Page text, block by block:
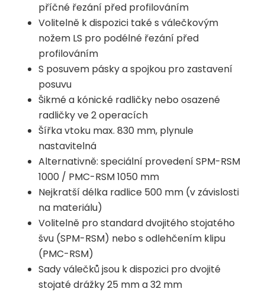
příčné řezání před profilováním
Volitelně k dispozici také s válečkovým
nožem LS pro podélné řezání před
profilováním
S posuvem pásky a spojkou pro zastavení
posuvu
Šikmé a kónické radličky nebo osazené
radličky ve 2 operacích
Šířka vtoku max. 830 mm, plynule
nastavitelná
Alternativně: speciální provedení SPM-RSM
1000 / PMC-RSM 1050 mm
Nejkratší délka radlice 500 mm (v závislosti
na materiálu)
Volitelně pro standard dvojitého stojatého
švu (SPM-RSM) nebo s odlehčením klipu
(PMC-RSM)
Sady válečků jsou k dispozici pro dvojité
stojaté drážky 25 mm a 32 mm